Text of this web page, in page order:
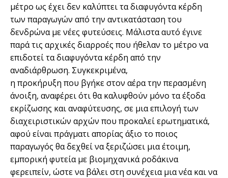
µέτρο ως έχει δεν καλύπτει τα διαφυγόντα κέρδη
των παραγωγών από την αντικατάσταση του
δενδρώνα µε νέες φυτεύσεις. Μάλιστα αυτό έγινε
παρά τις αρχικές διαρροές που ήθελαν το µέτρο να
επιδοτεί τα διαφυγόντα κέρδη από την
αναδιάρθρωση. Συγκεκριµένα,
η προκήρυξη που βγήκε στον αέρα την περασµένη
άνοιξη, αναφέρει ότι θα καλυφθούν µόνο τα έξοδα
εκρίζωσης και αναφύτευσης, σε µια επιλογή των
διαχειριστικών αρχών που προκαλεί ερωτηµατικά,
αφού είναι πράγµατι απορίας άξιο το ποιος
παραγωγός θα δεχθεί να ξεριζώσει µια έτοιµη,
εµπορική φυτεία µε βιοµηχανικά ροδάκινα
φερειπείν, ώστε να βάλει στη συνέχεια µια νέα και να